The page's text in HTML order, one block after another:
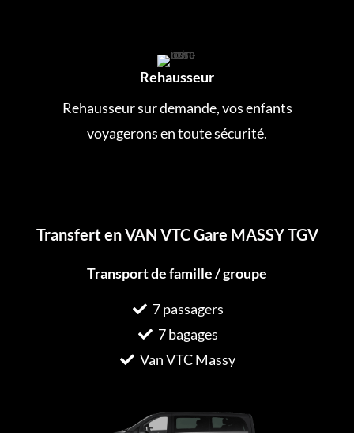
Rehausseur
Rehausseur sur demande, vos enfants
voyagerons en toute sécurité.
Transfert en VAN VTC Gare MASSY TGV
Transport de famille / groupe
7 passagers
7 bagages
Van VTC Massy